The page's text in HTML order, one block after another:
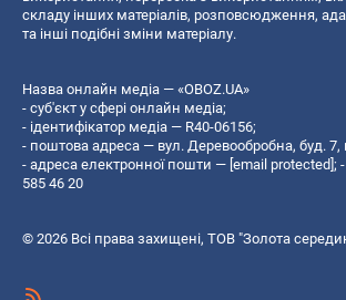
складу інших матеріалів, розповсюдження,
та інші подібні зміни матеріалу.
Назва онлайн медіа — «OBOZ.UA»
- суб'єкт у сфері онлайн медіа;
- ідентифікатор медіа — R40-06156;
- поштова адреса — вул. Деревообробна, буд. 7,
- адреса електронної пошти — [email protected];
585 46 20
© 2026 Всі права захищені, ТОВ "Золота